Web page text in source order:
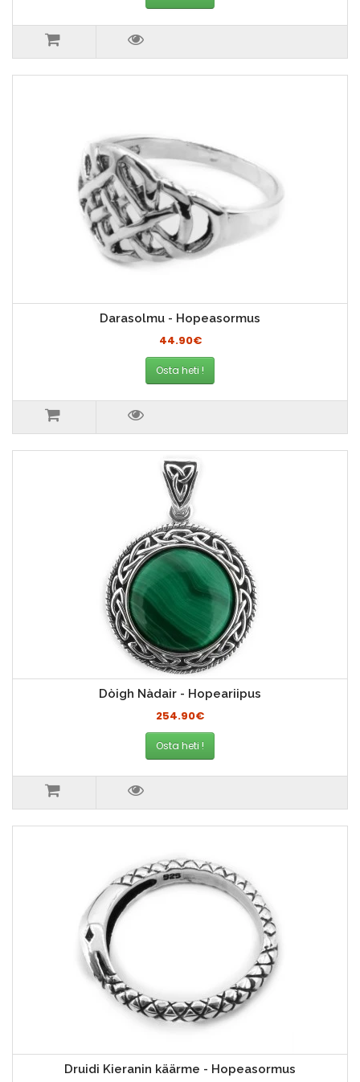
Darasolmu - Hopeasormus
44.90€
Osta heti !
Dòigh Nàdair - Hopeariipus
254.90€
Osta heti !
Druidi Kieranin käärme - Hopeasormus